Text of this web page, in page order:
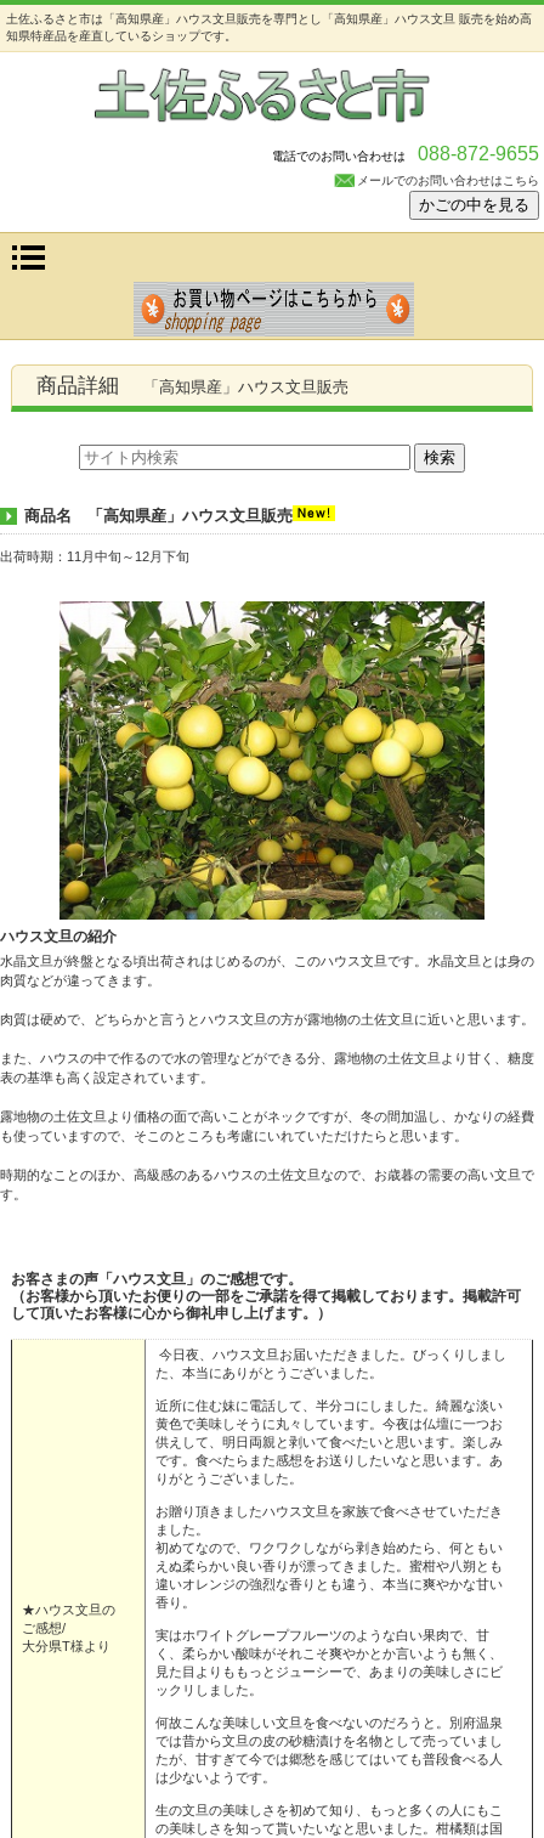
土佐ふるさと市は「高知県産」ハウス文旦販売を専門とし「高知県産」ハウス文旦 販売を始め高
知県特産品を産直しているショップです。
電話でのお問い合わせは 088-872-9655
メールでのお問い合わせはこちら
商品詳細 「高知県産」ハウス文旦販売
商品名 「高知県産」ハウス文旦販売
出荷時期：11月中旬～12月下旬
ハウス文旦の紹介
水晶文旦が終盤となる頃出荷されはじめるのが、このハウス文旦です。水晶文旦とは身の
肉質などが違ってきます。
肉質は硬めで、どちらかと言うとハウス文旦の方が露地物の土佐文旦に近いと思います。
また、ハウスの中で作るので水の管理などができる分、露地物の土佐文旦より甘く、糖度
表の基準も高く設定されています。
露地物の土佐文旦より価格の面で高いことがネックですが、冬の間加温し、かなりの経費
も使っていますので、そこのところも考慮にいれていただけたらと思います。
時期的なことのほか、高級感のあるハウスの土佐文旦なので、お歳暮の需要の高い文旦で
す。
お客さまの声「ハウス文旦」のご感想です。
（お客様から頂いたお便りの一部をご承諾を得て掲載しております。掲載許可
して頂いたお客様に心から御礼申し上げます。）
★ハウス文旦の
ご感想/
大分県T様より
今日夜、ハウス文旦お届いただきました。びっくりしまし
た、本当にありがとうございました。
近所に住む妹に電話して、半分コにしました。綺麗な淡い
黄色で美味しそうに丸々しています。今夜は仏壇に一つお
供えして、明日両親と剥いて食べたいと思います。楽しみ
です。食べたらまた感想をお送りしたいなと思います。あ
りがとうございました。
お贈り頂きましたハウス文旦を家族で食べさせていただき
ました。
初めてなので、ワクワクしながら剥き始めたら、何ともい
えぬ柔らかい良い香りが漂ってきました。蜜柑や八朔とも
違いオレンジの強烈な香りとも違う、本当に爽やかな甘い
香り。
実はホワイトグレープフルーツのような白い果肉で、甘
く、柔らかい酸味がそれこそ爽やかとか言いようも無く、
見た目よりももっとジューシーで、あまりの美味しさにビ
ックリしました。
何故こんな美味しい文旦を食べないのだろうと。別府温泉
では昔から文旦の皮の砂糖漬けを名物として売っていまし
たが、甘すぎて今では郷愁を感じてはいても普段食べる人
は少ないようです。
生の文旦の美味しさを初めて知り、もっと多くの人にもこ
の美味しさを知って貰いたいなと思いました。柑橘類は国